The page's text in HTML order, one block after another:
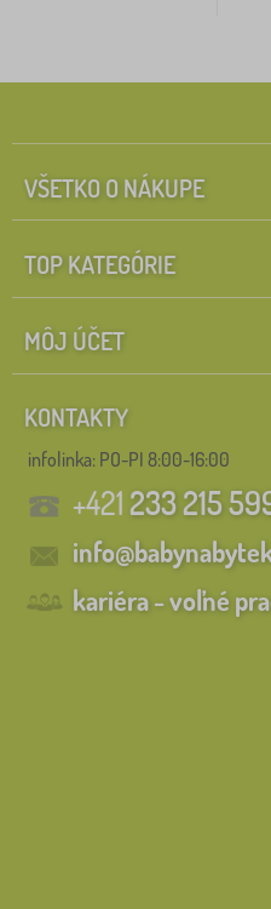
VŠETKO O NÁKUPE
TOP KATEGÓRIE
MÔJ ÚČET
KONTAKTY
infolinka: PO-PI 8:00-16:00
+421233 215
kariéra - voľné